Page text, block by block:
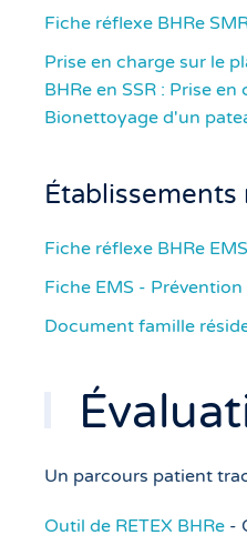
Fiche réflexe BHRe
Prise en charge sur le
BHRe en SSR : Prise
Bionettoyage d'un
Fiche réflexe BHRe
Fiche EMS -
Document famille
Un parcours patient
Outil de RETEX BHRe -